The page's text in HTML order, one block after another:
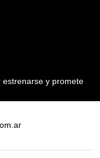
estrenarse y promete